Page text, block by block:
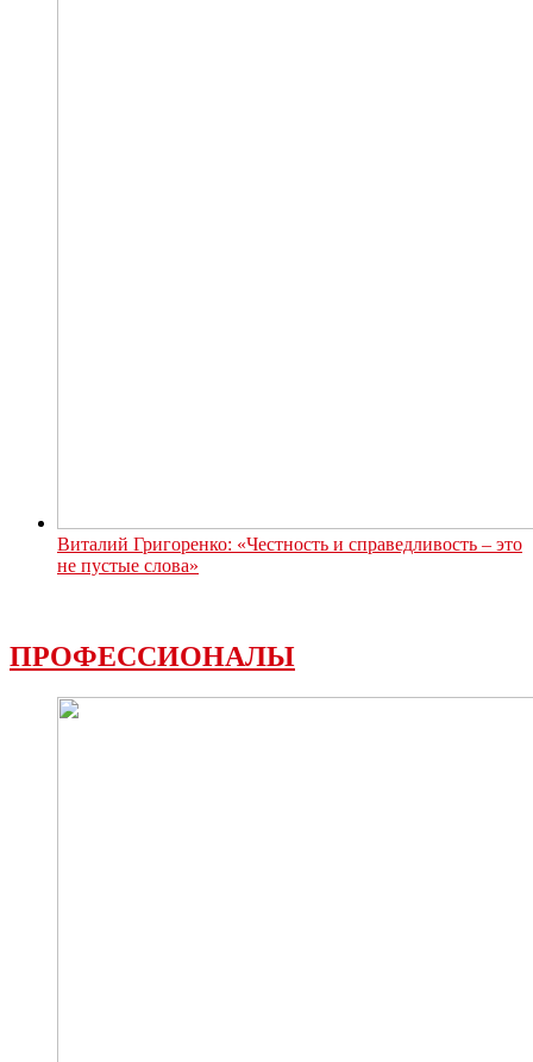
Виталий Григоренко: «Честность и справедливость – это
не пустые слова»
ПРОФЕССИОНАЛЫ